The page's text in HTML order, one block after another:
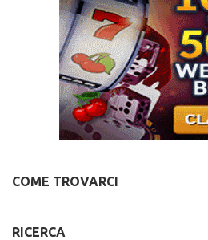
COME TROVARCI
RICERCA